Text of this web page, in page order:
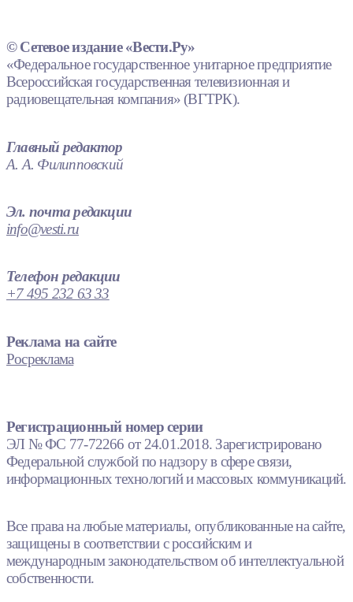
© Сетевое издание «Вести.Ру»
«Федеральное государственное унитарное предприятие
Всероссийская государственная телевизионная и
радиовещательная компания» (ВГТРК).
Главный редактор
А. А. Филипповский
Эл. почта редакции
info@vesti.ru
Телефон редакции
+7 495 232 63 33
Реклама на сайте
Росреклама
Регистрационный номер серии
ЭЛ № ФС 77-72266 от 24.01.2018. Зарегистрировано
Федеральной службой по надзору в сфере связи,
информационных технологий и массовых коммуникаций.
Все права на любые материалы, опубликованные на сайте,
защищены в соответствии с российским и
международным законодательством об интеллектуальной
собственности.